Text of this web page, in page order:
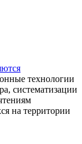
технологии
систематизации
на территории